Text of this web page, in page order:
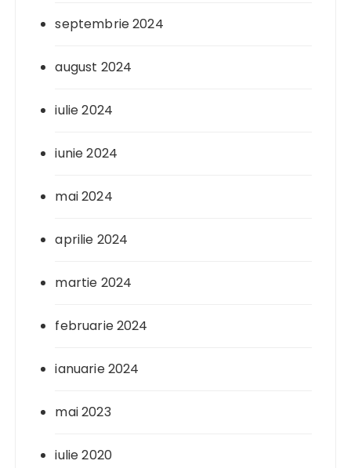
septembrie 2024
august 2024
iulie 2024
iunie 2024
mai 2024
aprilie 2024
martie 2024
februarie 2024
ianuarie 2024
mai 2023
iulie 2020